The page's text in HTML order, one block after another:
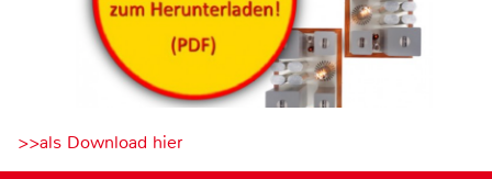
>>als Download hier